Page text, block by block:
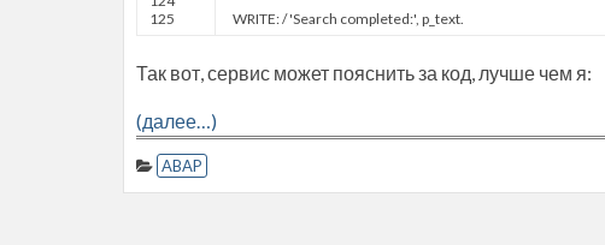
125
WRITE:/'Search completed:', p text.
Так вот, сервис может пояснить за код, лучше чем я:
(далее…)
ABAP